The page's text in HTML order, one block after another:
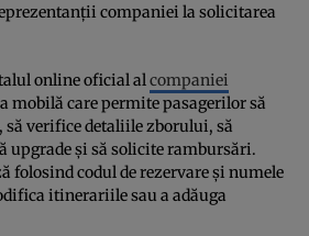
companiei la solicitarea
online oficial alcompaniei
mobilă care permite pasagerilor să
să verifice detaliile zborului, să
upgrade și să solicite rambursări.
folosind codul de rezervare și numele
itinerariile sau a adăuga